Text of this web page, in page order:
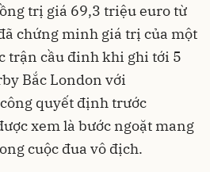
trị giá 69,3 triệu euro từ
chứng minh giá trị của một
trận cầu đinh khi ghi tới 5
Bắc London với
quyết định trước
xem là bước ngoặt mang
cuộc đua vô địch.